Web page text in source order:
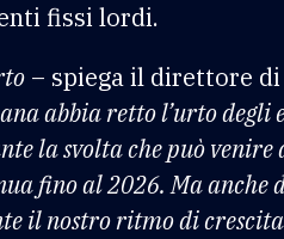
fissi lordi.
– spiega il direttore
abbia retto l’urto degli
la svolta che può
fino al 2026. Ma anche
il nostro ritmo di